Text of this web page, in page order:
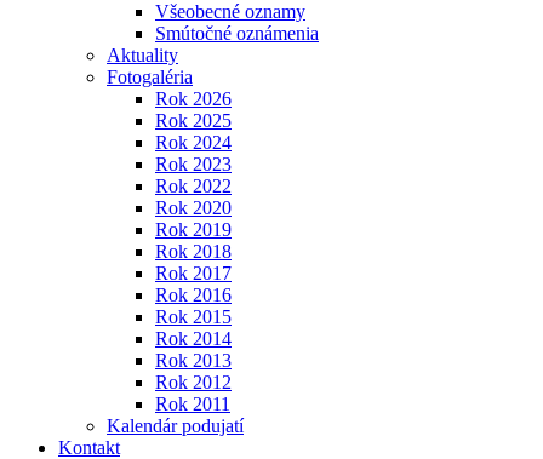
Všeobecné oznamy
Smútočné oznámenia
Aktuality
Fotogaléria
Rok 2026
Rok 2025
Rok 2024
Rok 2023
Rok 2022
Rok 2020
Rok 2019
Rok 2018
Rok 2017
Rok 2016
Rok 2015
Rok 2014
Rok 2013
Rok 2012
Rok 2011
Kalendár podujatí
Kontakt